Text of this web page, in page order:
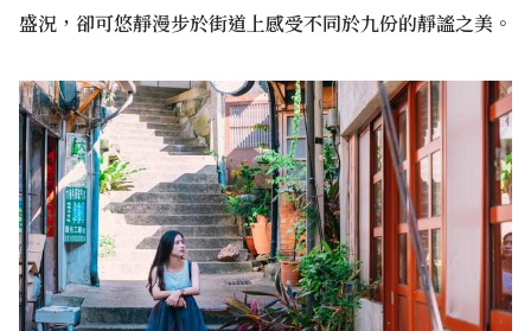
盛況，卻可悠靜漫步於街道上感受不同於九份的靜謐之美。